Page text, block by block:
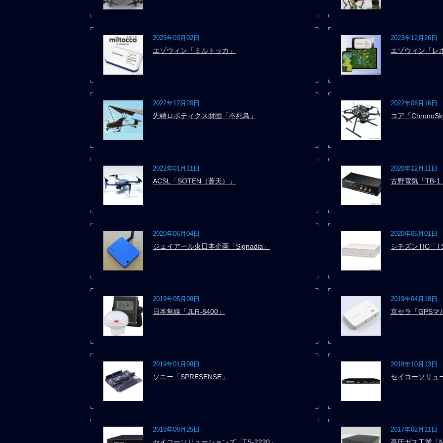
2025年03月02日
エゾウィン「ミルトッカ」
2023年12月26日
エゾウィン「レ
2022年12月28日
先端ロボティクス財団「不死鳥」
2022年06月16日
コア「
2022年01月11日
ACSL「SOTEN（蒼天）」
2020年12月11日
古野電気「TB-1
2020年06月04日
ジェイアール東日本企画「Signadia」
2020年05月01日
シチズンTIC「
2019年05月09日
日本無線「JLR-8400」
2019年04月18日
京セラ「GPSマ
2019年01月09日
ソニー「SPRESENSE」
2018年10月13日
セイコーソリュ
2018年09月25日 2017年02月11日